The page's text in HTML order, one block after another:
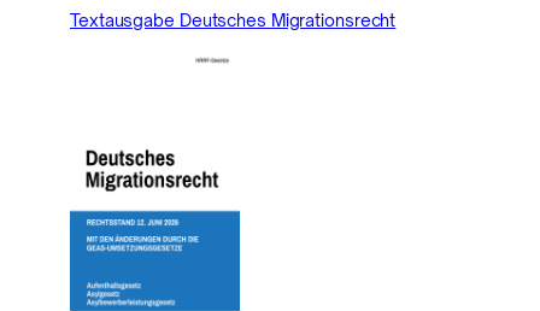
Textausgabe Deutsches Migrationsrecht